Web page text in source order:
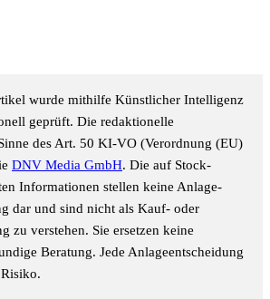
wurde mithilfe Künstlicher Intelligenz
geprüft. Die redaktionelle
des Art. 50 KI-VO (Verordnung (EU)
DNV Media GmbH. Die auf Stock-
Informationen stellen keine Anlage-
dar und sind nicht als Kauf- oder
zu verstehen. Sie ersetzen keine
Beratung. Jede Anlageentscheidung